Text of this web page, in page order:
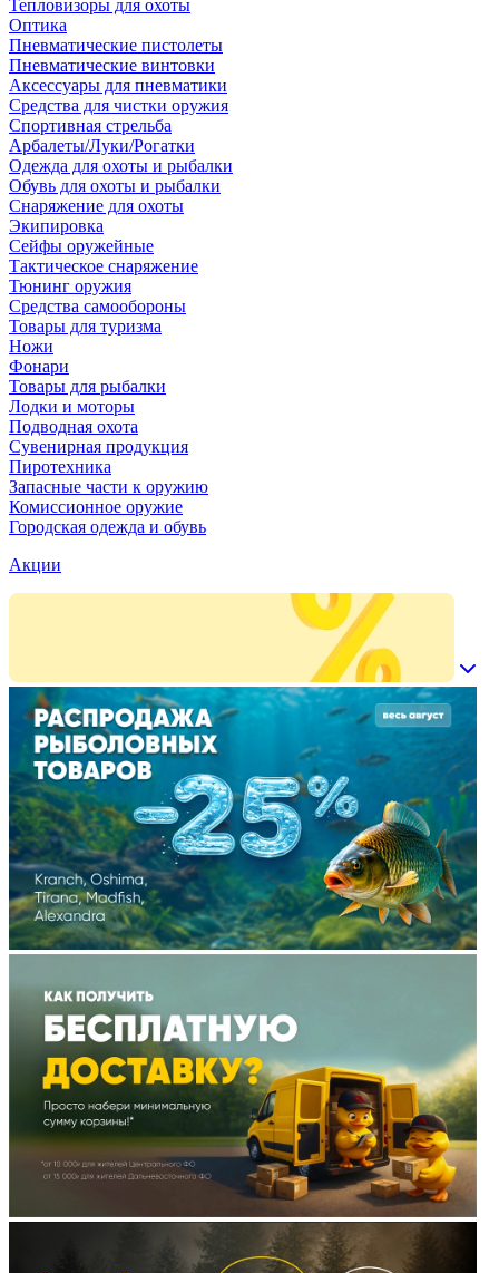
Тепловизоры для охоты
Оптика
Пневматические пистолеты
Пневматические винтовки
Аксессуары для пневматики
Средства для чистки оружия
Спортивная стрельба
Арбалеты/Луки/Рогатки
Одежда для охоты и рыбалки
Обувь для охоты и рыбалки
Снаряжение для охоты
Экипировка
Сейфы оружейные
Тактическое снаряжение
Тюнинг оружия
Средства самообороны
Товары для туризма
Ножи
Фонари
Товары для рыбалки
Лодки и моторы
Подводная охота
Сувенирная продукция
Пиротехника
Запасные части к оружию
Комиссионное оружие
Городская одежда и обувь
Акции